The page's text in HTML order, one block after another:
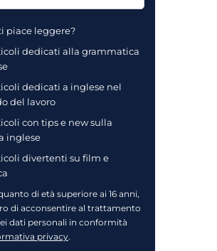
piace leggere?
dedicati alla grammatica
dedicati a inglese nel
del lavoro
con tips e new sulla
inglese
divertenti su film e
di età superiore ai 16 anni,
di acconsentire al trattamento
dati personali in conformità
privacy.